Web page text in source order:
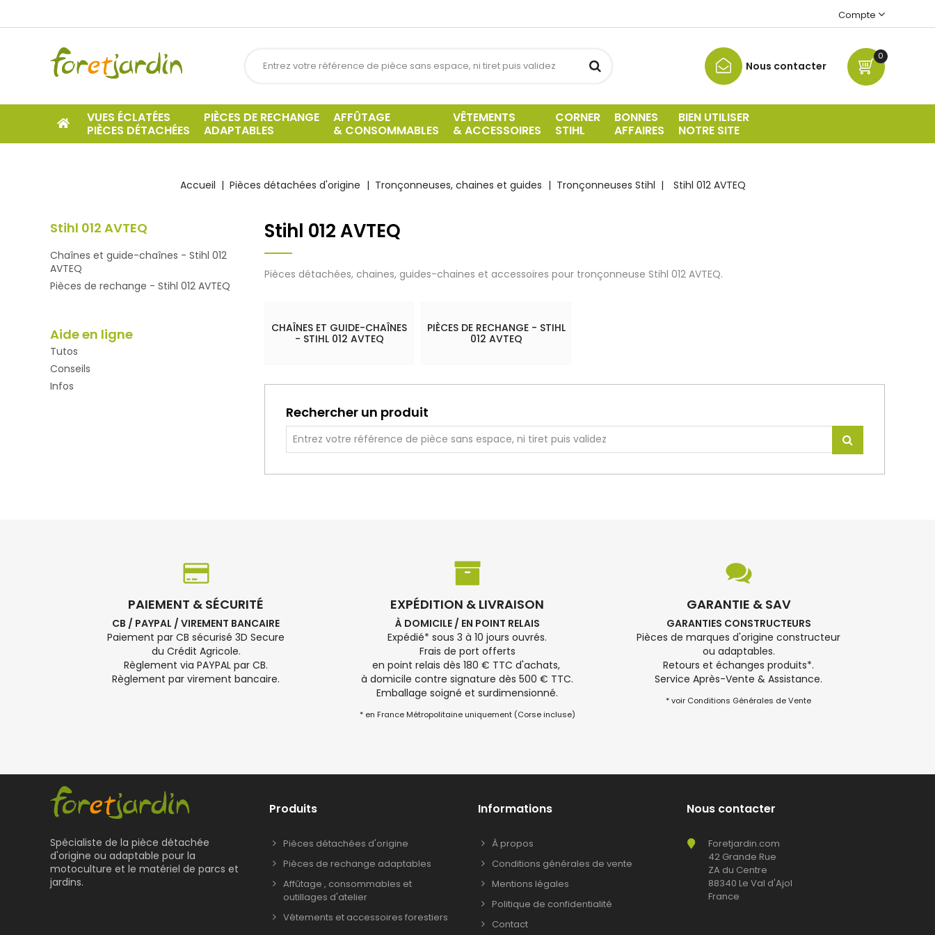
Compte
0
Nous contacter
VUES ÉCLATÉES
PIÈCES DÉTACHÉES
PIÈCES DE RECHANGE
ADAPTABLES
AFFÛTAGE
& CONSOMMABLES
VÊTEMENTS
& ACCESSOIRES
CORNER
STIHL
BONNES
AFFAIRES
BIEN UTILISER
NOTRE SITE
Accueil Pièces détachées d'origine Tronçonneuses, chaines et guides Tronçonneuses Stihl Stihl 012 AVTEQ
Stihl 012 AVTEQ
Chaînes et guide-chaînes - Stihl 012
AVTEQ
Pièces de rechange - Stihl 012 AVTEQ
Aide en ligne
Tutos
Conseils
Infos
Stihl 012 AVTEQ
Pièces détachées, chaines, guides-chaines et accessoires pour tronçonneuse Stihl 012 AVTEQ.
CHAÎNES ET GUIDE-CHAÎNES
- STIHL 012 AVTEQ
PIÈCES DE RECHANGE - STIHL
012 AVTEQ
Rechercher un produit
PAIEMENT & SÉCURITÉ
CB / PAYPAL / VIREMENT BANCAIRE
Paiement par CB sécurisé 3D Secure
du Crédit Agricole.
Règlement via PAYPAL par CB.
Règlement par virement bancaire.
EXPÉDITION & LIVRAISON
À DOMICILE / EN POINT RELAIS
Expédié* sous 3 à 10 jours ouvrés.
Frais de port offerts
en point relais dès 180 € TTC d'achats,
à domicile contre signature dès 500 € TTC.
Emballage soigné et surdimensionné.
* en France Métropolitaine uniquement (Corse incluse)
GARANTIE & SAV
GARANTIES CONSTRUCTEURS
Pièces de marques d'origine constructeur
ou adaptables.
Retours et échanges produits*.
Service Après-Vente & Assistance.
* voir Conditions Générales de Vente
Spécialiste de la pièce détachée
d'origine ou adaptable pour la
motoculture et le matériel de parcs et
jardins.
Produits
Pièces détachées d'origine
Pièces de rechange adaptables
Affûtage , consommables et
outillages d'atelier
Vêtements et accessoires forestiers
Informations
À propos
Conditions générales de vente
Mentions légales
Politique de confidentialité
Contact
Nous contacter
Foretjardin.com
42 Grande Rue
ZA du Centre
88340 Le Val d'Ajol
France